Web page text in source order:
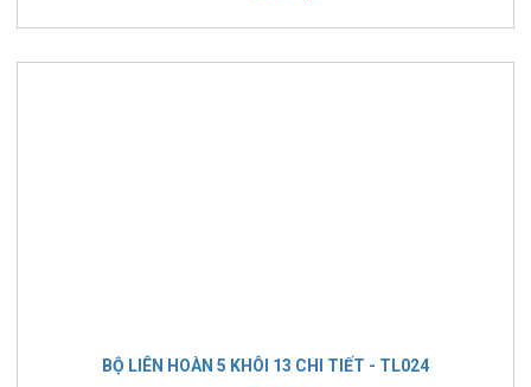
BỘ LIÊN HOÀN 5 KHÔI 13 CHI TIẾT - TL024